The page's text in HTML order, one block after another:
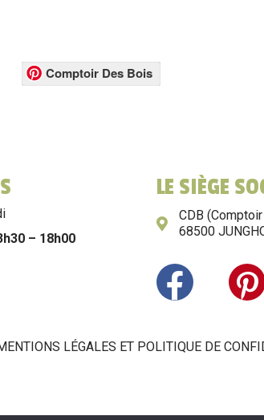
Comptoir Des Bois
– 18h00
LE SIÈGE
CDB
68500
LÉGALES ET POLITIQUE DE